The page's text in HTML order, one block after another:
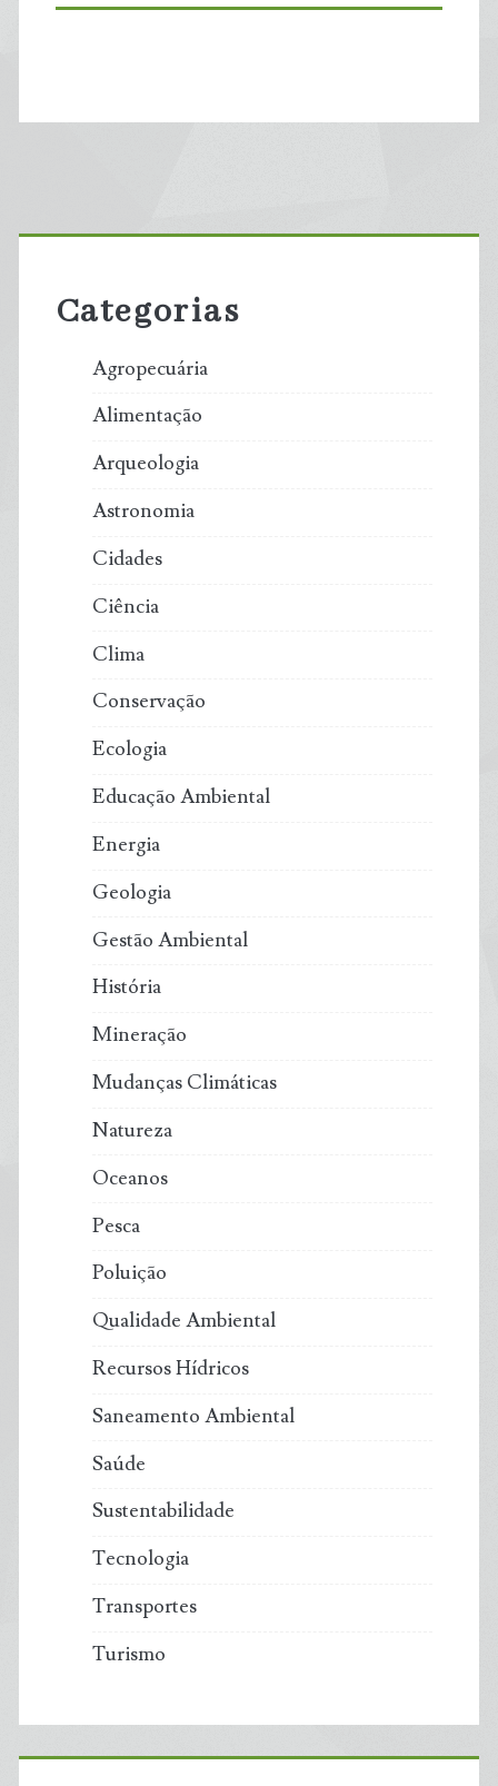
Primary
Sidebar
Categorias
Agropecuária
Alimentação
Arqueologia
Astronomia
Cidades
Ciência
Clima
Conservação
Ecologia
Educação Ambiental
Energia
Geologia
Gestão Ambiental
História
Mineração
Mudanças Climáticas
Natureza
Oceanos
Pesca
Poluição
Qualidade Ambiental
Recursos Hídricos
Saneamento Ambiental
Saúde
Sustentabilidade
Tecnologia
Transportes
Turismo